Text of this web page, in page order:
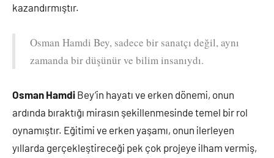
kazandırmıştır.
Osman Hamdi Bey, sadece bir sanatçı değil, aynı
zamanda bir düşünür ve bilim insanıydı.
Osman Hamdi Bey’in hayatı ve erken dönemi, onun
ardında bıraktığı mirasın şekillenmesinde temel bir rol
oynamıştır. Eğitimi ve erken yaşamı, onun ilerleyen
yıllarda gerçekleştireceği pek çok projeye ilham vermiş,